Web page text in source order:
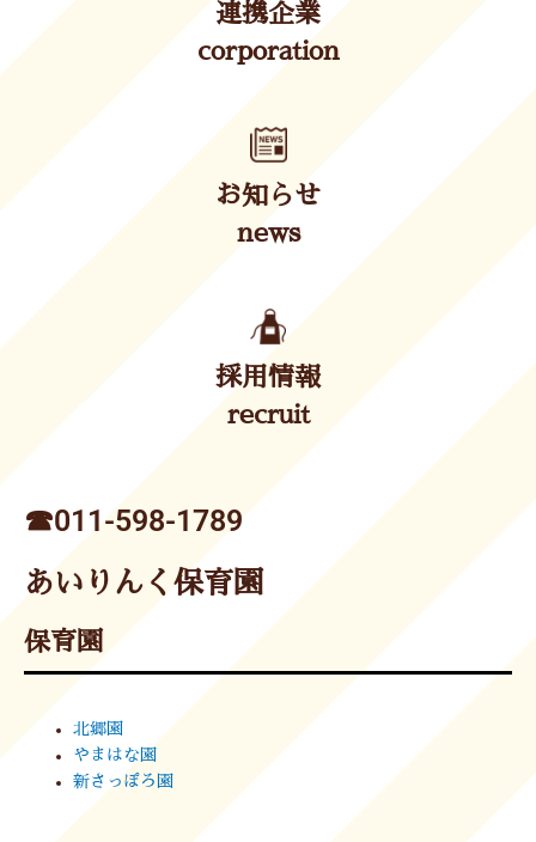
連携企業
corporation
お知らせ
news
採用情報
recruit
☎︎011-598-1789
あいりんく保育園
保育園
北郷園
やまはな園
新さっぽろ園